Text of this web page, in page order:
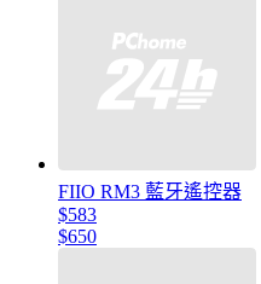
FIIO RM3 藍牙遙控器
$583
$650